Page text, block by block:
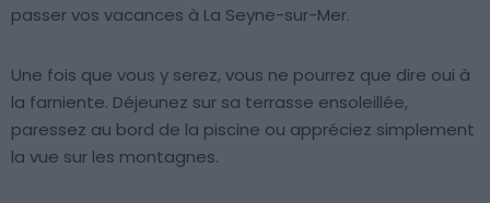
passer vos vacances à La Seyne-sur-Mer.
Une fois que vous y serez, vous ne pourrez que dire oui à
la farniente. Déjeunez sur sa terrasse ensoleillée,
paressez au bord de la piscine ou appréciez simplement
la vue sur les montagnes.